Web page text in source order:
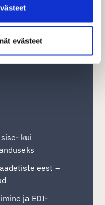
evästeet
tarned,
ja
kui
eest –
ja EDI-